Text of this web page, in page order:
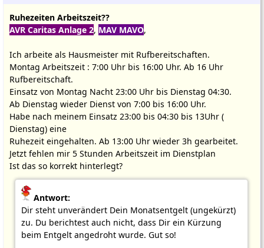
Ruhezeiten Arbeitszeit??
AVR Caritas Anlage 2, MAV MAVO,
Ich arbeite als Hausmeister mit Rufbereitschaften.
Montag Arbeitszeit : 7:00 Uhr bis 16:00 Uhr. Ab 16 Uhr
Rufbereitschaft.
Einsatz von Montag Nacht 23:00 Uhr bis Dienstag 04:30.
Ab Dienstag wieder Dienst von 7:00 bis 16:00 Uhr.
Habe nach meinem Einsatz 23:00 bis 04:30 bis 13Uhr (
Dienstag) eine
Ruhezeit eingehalten. Ab 13:00 Uhr wieder 3h gearbeitet.
Jetzt fehlen mir 5 Stunden Arbeitszeit im Dienstplan
Ist das so korrekt hinterlegt?
Antwort:
Dir steht unverändert Dein Monatsentgelt (ungekürzt)
zu. Du berichtest auch nicht, dass Dir ein Kürzung
beim Entgelt angedroht wurde. Gut so!